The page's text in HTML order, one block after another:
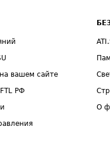
вашем сайте
РФ
О